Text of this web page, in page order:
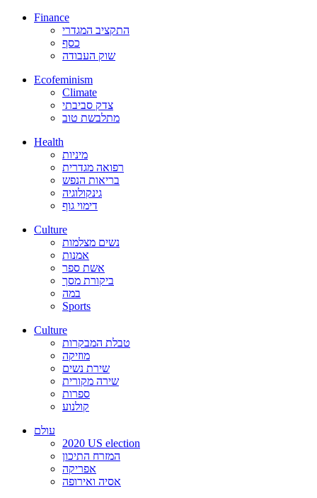
Finance
התקציב המגדרי
כסף
שוק העבודה
Ecofeminism
Climate
צדק סביבתי
מתלבשת טוב
Health
מיניות
רפואה מגדרית
בריאות הנפש
גינקולוגיה
דימוי גוף
Culture
נשים מצלמות
אמנות
אשת ספר
ביקורת מסך
במה
Sports
Culture
טבלת המבקרות
מוזיקה
שירת נשים
שירה מקורית
ספרות
קולנוע
עולם
2020 US election
המזרח התיכון
אפריקה
אסיה ואירופה